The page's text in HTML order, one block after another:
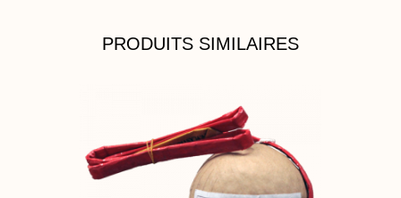
PRODUITS SIMILAIRES